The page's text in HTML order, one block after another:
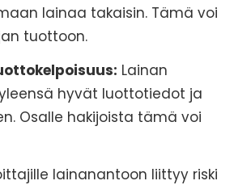
lainaa takaisin. Tämä voi
tuottoon.
Lainan
hyvät luottotiedot ja
Osalle hakijoista tämä voi
lainanantoon liittyy riski